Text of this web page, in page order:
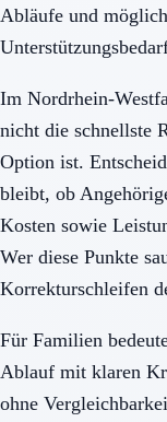
Abläufe und
Im Nordrhein-
nicht die schnellste
Option ist.
bleibt, ob
Kosten sowie
Wer diese Punkte
Korrekturschleifen
Für Familien
Ablauf mit klaren
ohne